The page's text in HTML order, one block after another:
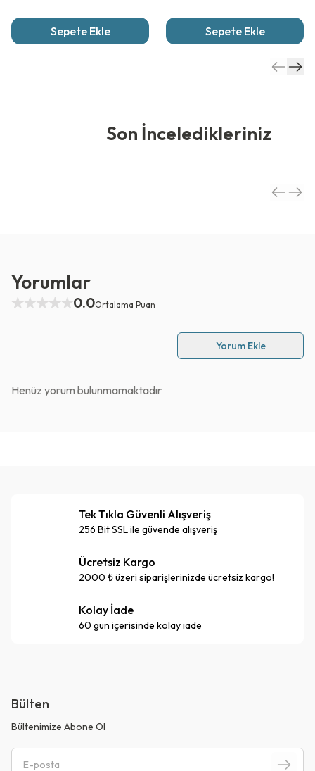
Sepete Ekle Sepete Ekle
Son İnceledikleriniz
Yorumlar
0.0Ortalama Puan
Yorum Ekle
Henüz yorum bulunmamaktadır
Tek Tıkla Güvenli Alışveriş
256 Bit SSL ile güvende alışveriş
Ücretsiz Kargo
2000 ₺ üzeri siparişlerinizde ücretsiz kargo!
Kolay İade
60 gün içerisinde kolay iade
Bülten
Bültenimize Abone Ol